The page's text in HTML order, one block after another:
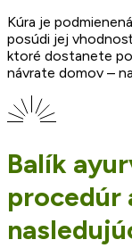
Kúra je
posúdi jej
ktoré dostanete
návrate domov –
Balík
procedúr